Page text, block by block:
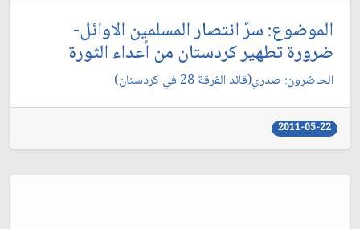
الموضوع: سرّ انتصار المسلمين الاوائل-
ضرورة تطهير كردستان من أعداء الثورة
الحاضرون: صدري(قائد الفرقة 28 في كردستان)
2011-05-22